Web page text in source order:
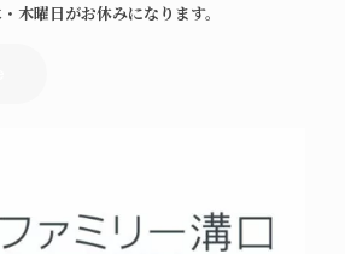
木曜日がお休みになります。